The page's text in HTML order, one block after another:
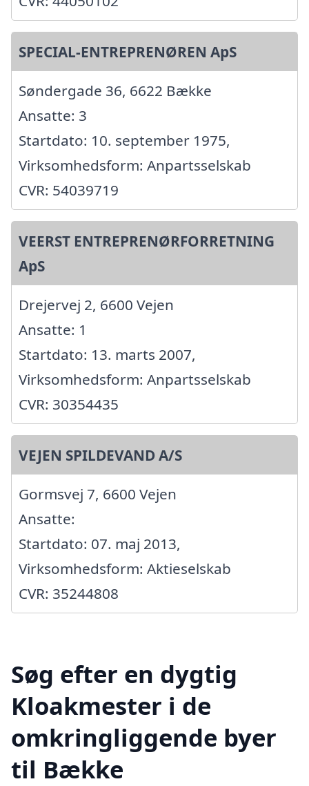
SPECIAL-ENTREPRENØREN ApS
Søndergade 36, 6622 Bække
Ansatte: 3
Startdato: 10. september 1975,
Virksomhedsform: Anpartsselskab
CVR: 54039719
VEERST ENTREPRENØRFORRETNING
ApS
Drejervej 2, 6600 Vejen
Ansatte: 1
Startdato: 13. marts 2007,
Virksomhedsform: Anpartsselskab
CVR: 30354435
VEJEN SPILDEVAND A/S
Gormsvej 7, 6600 Vejen
Ansatte:
Startdato: 07. maj 2013,
Virksomhedsform: Aktieselskab
CVR: 35244808
Søg efter en dygtig
Kloakmester i de
omkringliggende byer
til Bække